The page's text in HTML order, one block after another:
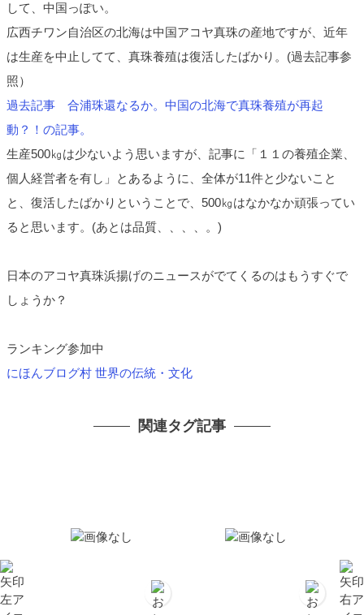
して、中国っぽい。
広西チワン自治区の北海は中国アコヤ真珠の産地ですが、近年
は生産を中止してて、真珠養殖は復活したばかり。(過去記事参
照）
過去記事 合浦珠還なるか。中国の北海で真珠養殖が再起
動？！の記事。
生産500㎏は少ないよう思いますが、記事に「１１の養殖企業、
個人経営者を有し」とあるように、全体が11件と少ないこと
と、復活したばかりということで、500㎏はなかなか頑張ってい
ると思います。(あとは品質、、、、。)
日本のアコヤ真珠浜揚げのニュースがでてくるのはもうすぐで
しょうか？
ランキング参加中
にほんブログ村 世界の伝統・文化
関連タグ記事